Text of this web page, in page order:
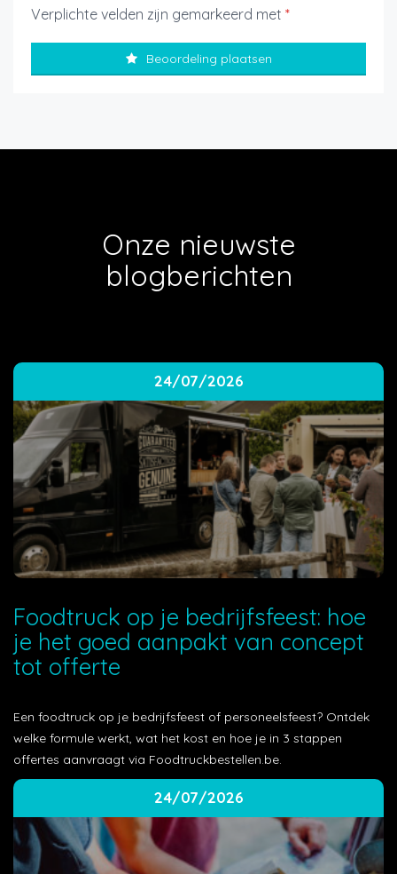
Verplichte velden zijn gemarkeerd met *
Beoordeling plaatsen
Onze nieuwste
blogberichten
24/07/2026
Foodtruck op je bedrijfsfeest: hoe
je het goed aanpakt van concept
tot offerte
Een foodtruck op je bedrijfsfeest of personeelsfeest? Ontdek
welke formule werkt, wat het kost en hoe je in 3 stappen
offertes aanvraagt via Foodtruckbestellen.be.
24/07/2026